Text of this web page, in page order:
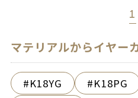
1
マテリアルからイヤー
K18YG K18PG